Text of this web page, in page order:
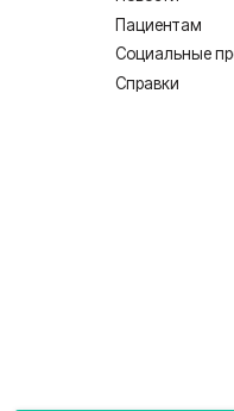
г. выдана Департаментом